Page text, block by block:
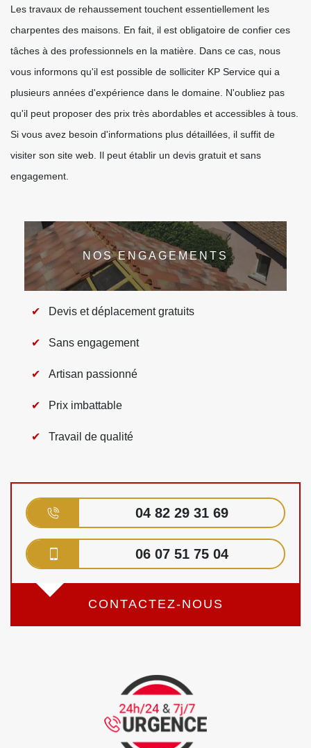
Les travaux de rehaussement touchent essentiellement les
charpentes des maisons. En fait, il est obligatoire de confier ces
tâches à des professionnels en la matière. Dans ce cas, nous
vous informons qu'il est possible de solliciter KP Service qui a
plusieurs années d'expérience dans le domaine. N'oubliez pas
qu'il peut proposer des prix très abordables et accessibles à tous.
Si vous avez besoin d'informations plus détaillées, il suffit de
visiter son site web. Il peut établir un devis gratuit et sans
engagement.
NOS ENGAGEMENTS
Devis et déplacement gratuits
Sans engagement
Artisan passionné
Prix imbattable
Travail de qualité
04 82 29 31 69
06 07 51 75 04
CONTACTEZ-NOUS